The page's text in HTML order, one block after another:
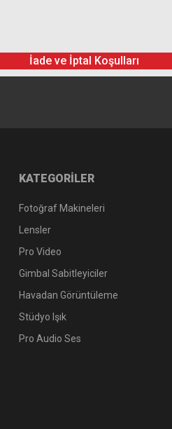
İade ve İptal Koşulları
KATEGORİLER
Fotoğraf Makineleri
Lensler
Pro Video
Gimbal Sabitleyiciler
Havadan Görüntüleme
Stüdyo Işık
Pro Audio Ses